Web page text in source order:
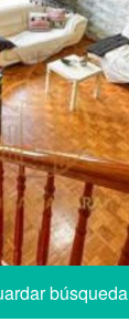
búsqueda